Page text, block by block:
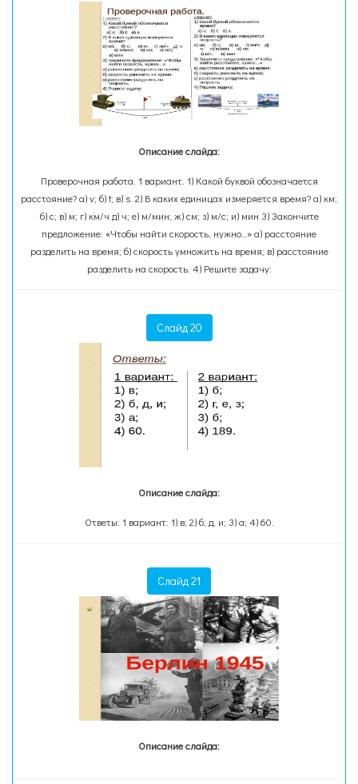
Описание слайда:
Проверочная работа. 1 вариант. 1) Какой буквой обозначается
расстояние? а) v; б) t; в) s. 2) В каких единицах измеряется время? а) км;
б) с; в) м; г) км/ч д) ч; е) м/мин; ж) см; з) м/с; и) мин 3) Закончите
предложение: «Чтобы найти скорость, нужно…» а) расстояние
разделить на время; б) скорость умножить на время; в) расстояние
разделить на скорость. 4) Решите задачу:
Слайд 20
Описание слайда:
Ответы: 1 вариант: 1) в; 2) б, д, и; 3) а; 4) 60.
Слайд 21
Описание слайда: